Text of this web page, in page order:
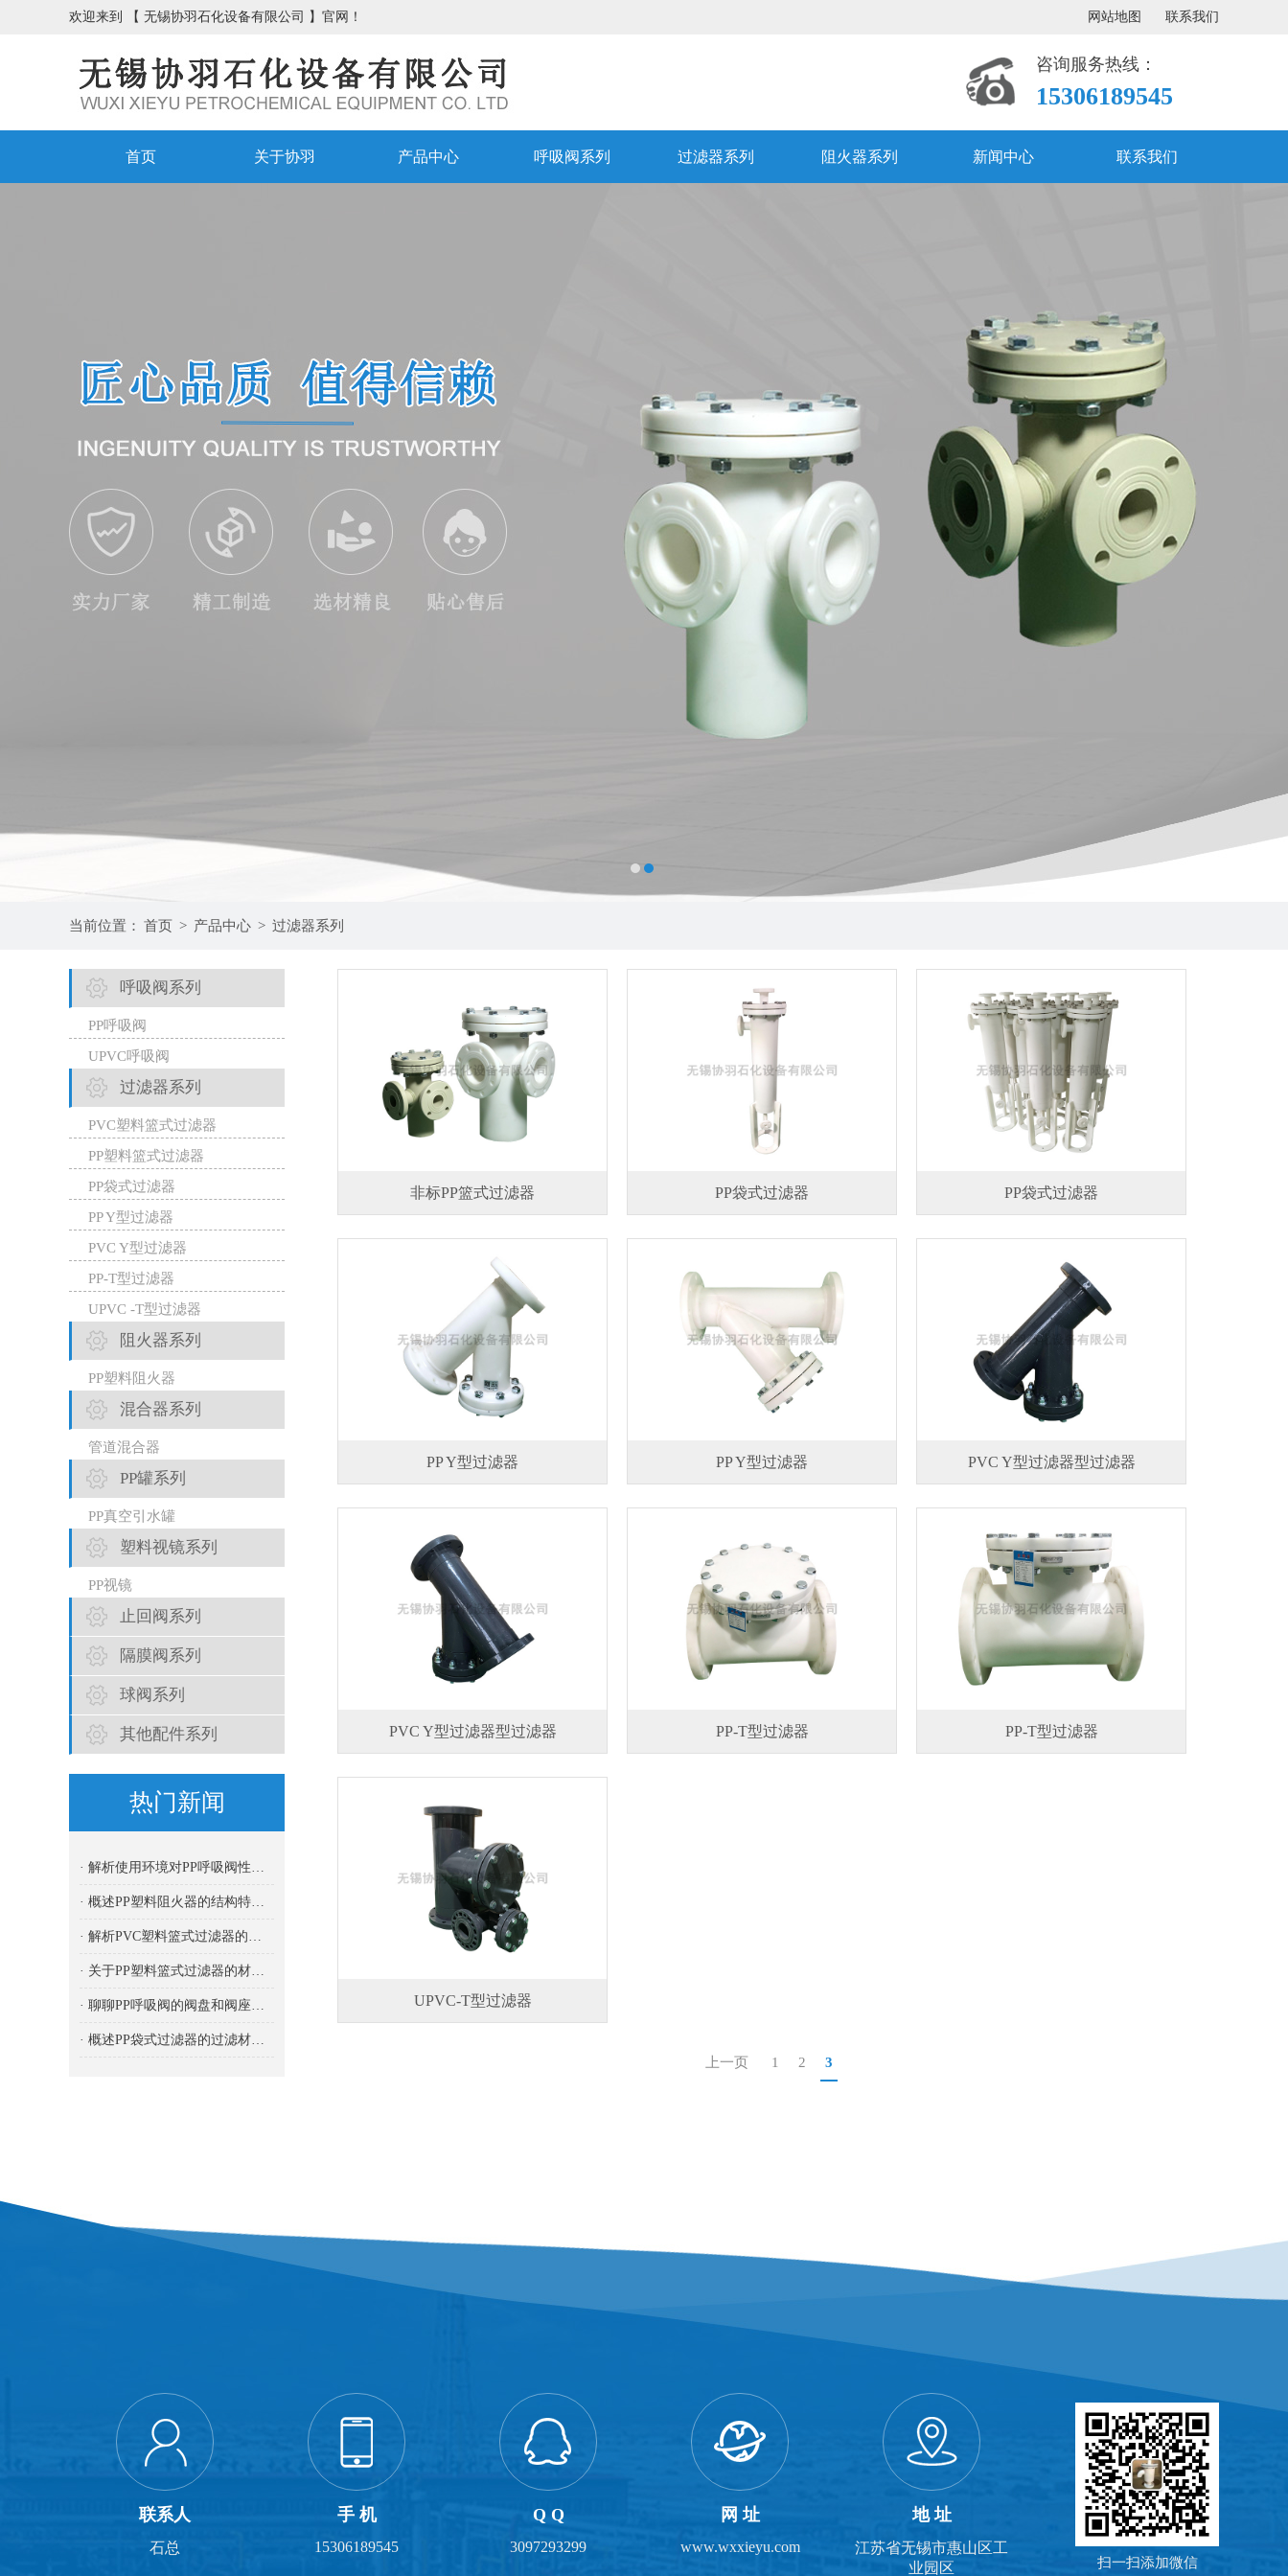
欢迎来到 【 无锡协羽石化设备有限公司 】官网！ 网站地图 联系我们
咨询服务热线：
15306189545
首页 关于协羽 产品中心 呼吸阀系列 过滤器系列 阻火器系列 新闻中心 联系我们
当前位置： 首页 > 产品中心 > 过滤器系列
呼吸阀系列
PP呼吸阀
UPVC呼吸阀
过滤器系列
PVC塑料篮式过滤器
PP塑料篮式过滤器
PP袋式过滤器
PP Y型过滤器
PVC Y型过滤器
PP-T型过滤器
UPVC -T型过滤器
阻火器系列
PP塑料阻火器
混合器系列
管道混合器
PP罐系列
PP真空引水罐
塑料视镜系列
PP视镜
止回阀系列
隔膜阀系列
球阀系列
其他配件系列
热门新闻
· 解析使用环境对PP呼吸阀性能的影响
· 概述PP塑料阻火器的结构特点及其优势
· 解析PVC塑料篮式过滤器的结构特点
· 关于PP塑料篮式过滤器的材料构成解析
· 聊聊PP呼吸阀的阀盘和阀座材质及其重要性
· 概述PP袋式过滤器的过滤材料选择与应用
非标PP篮式过滤器 PP袋式过滤器 PP袋式过滤器
PP Y型过滤器 PP Y型过滤器 PVC Y型过滤器型过滤器
PVC Y型过滤器型过滤器 PP-T型过滤器 PP-T型过滤器
UPVC-T型过滤器
上一页 1 2 3
联系人
石总
手 机
15306189545
Q Q
3097293299
网 址
www.wxxieyu.com
地 址
江苏省无锡市惠山区工
业园区
扫一扫添加微信